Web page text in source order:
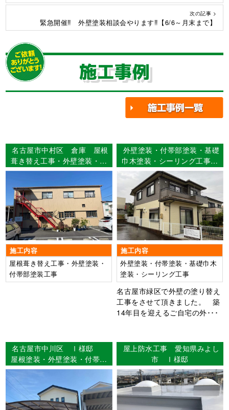
次の記事 >
緊急開催‼ 外壁塗装相談会やります‼【6/6～月末まで】
施工事例
名古屋市中村区 倉庫 屋根
葺き替え工事・外壁塗装・付
帯部塗装工事 【使用塗料】
外壁：ｼｬﾝﾂﾄｯﾌﾟﾜﾝ
施工内容
屋根葺き替え工事・外壁塗装・
付帯部塗装工事
外壁塗装・付帯部塗装・基礎
巾木塗装・シーリング工事
名古屋市緑区 Ｈ様邸
施工内容
外壁塗装・付帯塗装・基礎巾木
塗装・シーリング工事
名古屋市緑区で外壁の塗り替え
工事をさせて頂きました。 築
14年目を迎えるご自宅の外･･･
名古屋市中川区 Ⅰ様邸
屋根塗装・外壁塗装・付帯部
塗装・シーリング打ち替え工
事・ベランダFRP防水2プラ
イ工法
屋上防水工事 愛知県みよし
市 Ⅰ様邸